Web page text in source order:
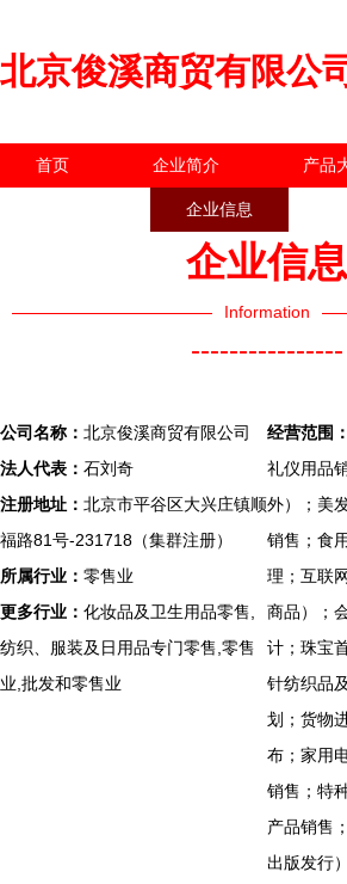
北京俊溪商贸有限公
首页 企业简介 产品
企业信息
企业信息
Information
----------------
公司名称： 北京俊溪商贸有限公司
法人代表： 石刘奇
注册地址： 北京市平谷区大兴庄镇顺
福路81号-231718（集群注册）
所属行业： 零售业
更多行业： 化妆品及卫生用品零售,
纺织、服装及日用品专门零售,零售
业,批发和零售业
经营范围：
礼仪用品
外）；美
销售；食
理；互联
商品）；
计；珠宝
针纺织品
划；货物
布；家用
销售；特
产品销售
出版发行